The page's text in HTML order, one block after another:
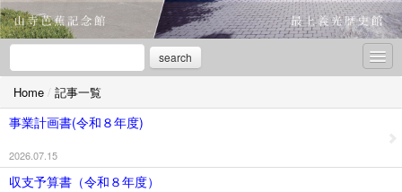
search
お知らせ
情報公開
● 事業団について
Home / 記事一覧
事業計画書(令和８年度)
2026.07.15
収支予算書（令和８年度）